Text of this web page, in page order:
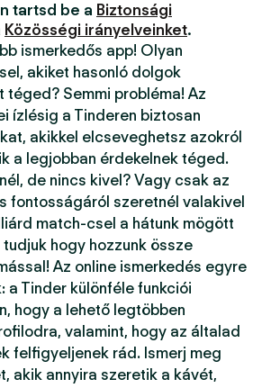
tartsd be a Biztonsági
Közösségi irányelveinket.
ismerkedős app! Olyan
akiket hasonló dolgok
téged? Semmi probléma! Az
ízlésig a Tinderen biztosan
akikkel elcseveghetsz azokról
a legjobban érdekelnek téged.
de nincs kivel? Vagy csak az
fontosságáról szeretnél valakivel
match-csel a hátunk mögött
hogy hozzunk össze
Az online ismerkedés egyre
a Tinder különféle funkciói
hogy a lehető legtöbben
valamint, hogy az általad
felfigyeljenek rád. Ismerj meg
akik annyira szeretik a kávét,